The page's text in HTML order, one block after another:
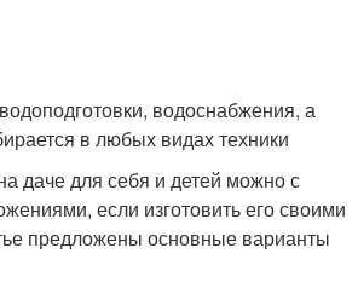
Дачные бассейны
водоснабжения, а
в любых видах техники
даче для себя и детей можно с
если изготовить его своими
предложены основные варианты